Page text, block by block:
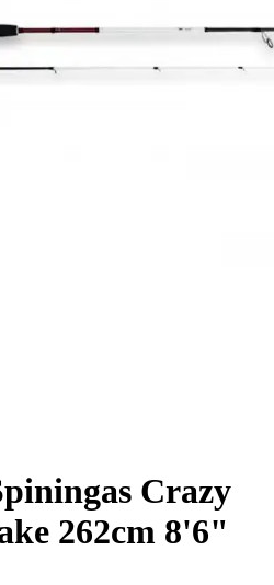
Crazy
262cm 8'6"